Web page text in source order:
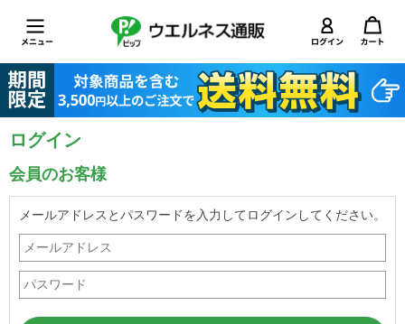
ログイン
会員のお客様
メールアドレスとパスワードを入力してログインしてください。